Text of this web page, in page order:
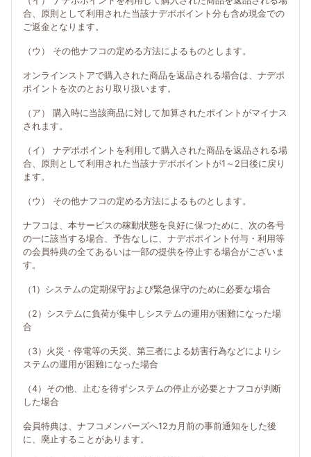
合、原則として利用された当該ナデポポイント分も含め現金での
ご返金となります。
（ウ） その他ナフコの定める方法によるものとします。
オンラインストアで購入された商品を返品される場合は、ナデポ
ポイントを次のとおり取り扱います。
（ア） 購入時に当該商品に対して加算されたポイントがマイナス
されます。
（イ） ナデポポイントを利用して購入された商品を返品される場
合、原則として利用された当該ナデポポイントが1～2日後に戻り
ます。
（ウ） その他ナフコの定める方法によるものとします。
ナフコは、本サービスの稼動状態を良好に保つために、次の各号
の一に該当する場合、予告なしに、ナデポポイント付与・利用等
の会員特典の全てあるいは一部の提供を停止する場合がございま
す。
（1）システムの定期保守および緊急保守のために必要な場合
（2）システムに負荷が集中しシステムの運用が困難になった場
合
（3）火災・停電等の天災、第三者による妨害行為などによりシ
ステムの運用が困難になった場合
（4）その他、止むを得ずシステムの停止が必要とナフコが判断
した場合
会員特典は、ナフコメンバーズへ12カ月前の事前通知をした後
に、廃止することがあります。